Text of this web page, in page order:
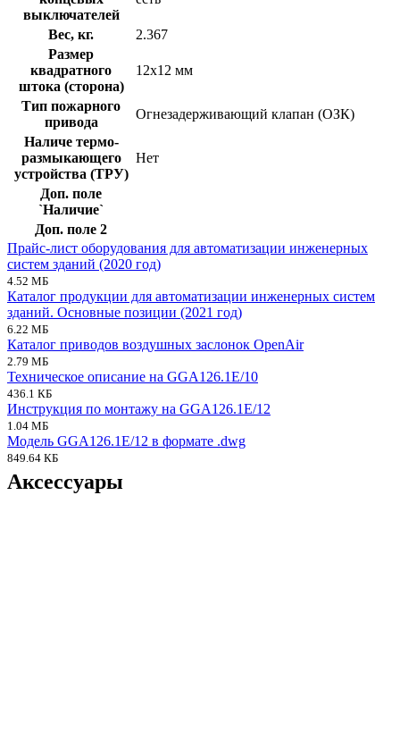
выключателей
Вес, кг.
2.367
Размер
квадратного
штока (сторона)
12x12 мм
Тип пожарного
привода
Огнезадерживающий клапан (ОЗК)
Наличе термо-
размыкающего
устройства (ТРУ)
Нет
Доп. поле
`Наличие`
Доп. поле 2
Прайс-лист оборудования для автоматизации инженерных
систем зданий (2020 год)
4.52 МБ
Каталог продукции для автоматизации инженерных систем
зданий. Основные позиции (2021 год)
6.22 МБ
Каталог приводов воздушных заслонок OpenAir
2.79 МБ
Техническое описание на GGA126.1E/10
436.1 КБ
Инструкция по монтажу на GGA126.1E/12
1.04 МБ
Модель GGA126.1E/12 в формате .dwg
849.64 КБ
Аксессуары